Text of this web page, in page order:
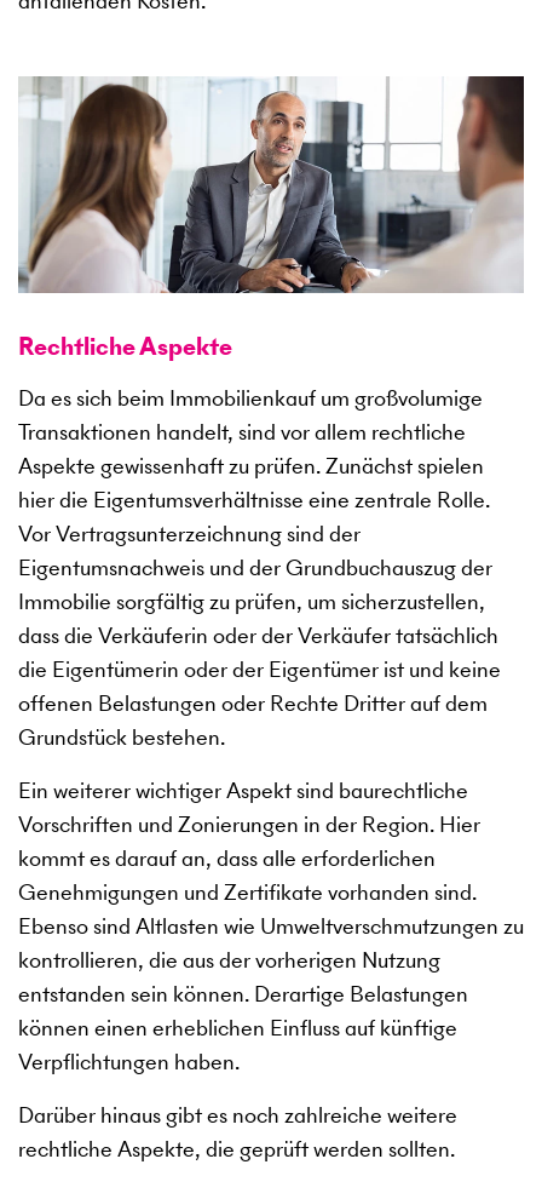
Rechtliche Aspekte
Da es sich beim Immobilienkauf um großvolumige
Transaktionen handelt, sind vor allem rechtliche
Aspekte gewissenhaft zu prüfen. Zunächst spielen
hier die Eigentumsverhältnisse eine zentrale Rolle.
Vor Vertragsunterzeichnung sind der
Eigentumsnachweis und der Grundbuchauszug der
Immobilie sorgfältig zu prüfen, um sicherzustellen,
dass die Verkäuferin oder der Verkäufer tatsächlich
die Eigentümerin oder der Eigentümer ist und keine
offenen Belastungen oder Rechte Dritter auf dem
Grundstück bestehen.
Ein weiterer wichtiger Aspekt sind baurechtliche
Vorschriften und Zonierungen in der Region. Hier
kommt es darauf an, dass alle erforderlichen
Genehmigungen und Zertifikate vorhanden sind.
Ebenso sind Altlasten wie Umweltverschmutzungen zu
kontrollieren, die aus der vorherigen Nutzung
entstanden sein können. Derartige Belastungen
können einen erheblichen Einfluss auf künftige
Verpflichtungen haben.
Darüber hinaus gibt es noch zahlreiche weitere
rechtliche Aspekte, die geprüft werden sollten.